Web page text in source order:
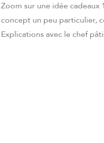
Zoom sur une idée cadeaux
concept un peu particulier,
Explications avec le chef